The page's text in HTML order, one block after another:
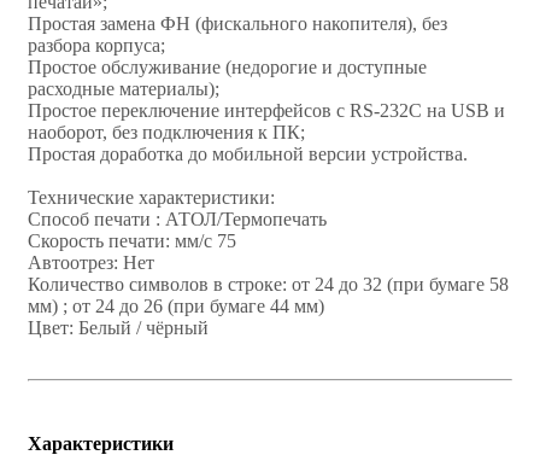
Простая замена ФН (фискального накопителя), без
разбора корпуса;
Простое обслуживание (недорогие и доступные
расходные материалы);
Простое переключение интерфейсов c RS-232C на USB и
наоборот, без подключения к ПК;
Простая доработка до мобильной версии устройства.
Технические характеристики:
Способ печати : АТОЛ/Термопечать
Скорость печати: мм/с 75
Автоотрез: Нет
Количество символов в строке: от 24 до 32 (при бумаге 58
мм) ; от 24 до 26 (при бумаге 44 мм)
Цвет: Белый / чёрный
Характеристики